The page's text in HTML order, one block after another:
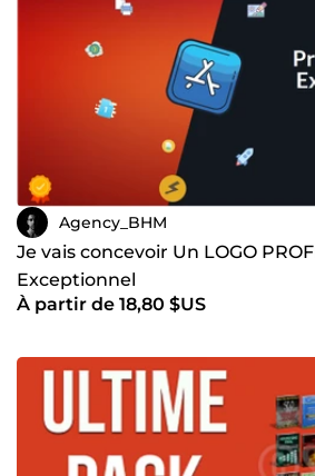
Agency_BHM
Je vais concevoir Un LOGO
Exceptionnel
À partir de 18,80 $US